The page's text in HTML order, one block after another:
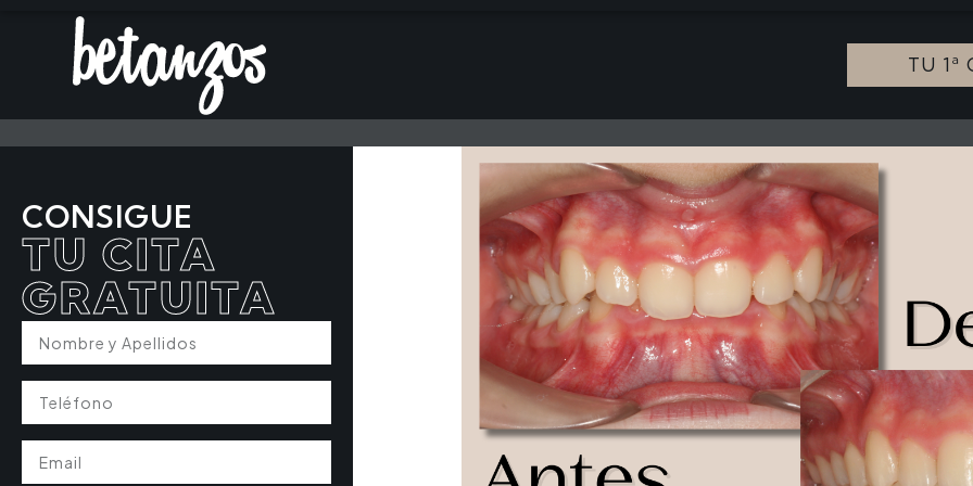
TU 1ª
TU 1ª
CONSIGUE
TU CITA
GRATUITA